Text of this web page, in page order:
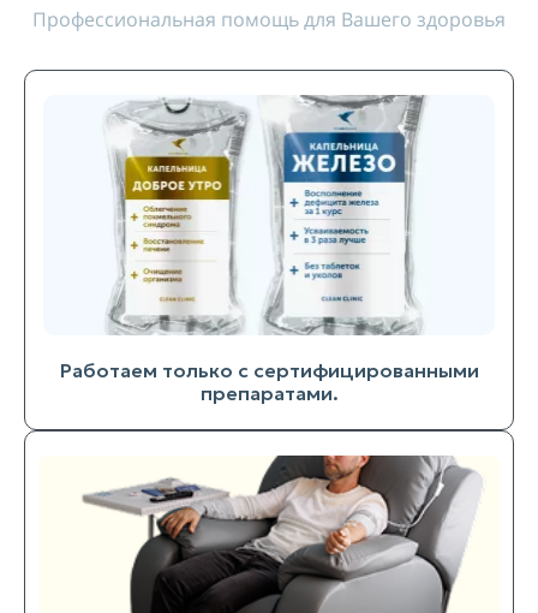
Профессиональная помощь для Вашего здоровья
Работаем только с сертифицированными
препаратами.